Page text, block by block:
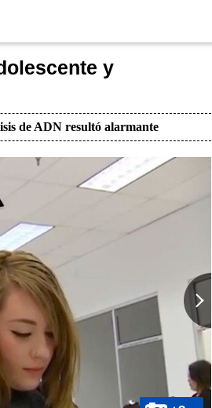
y
de ADN resultó alarmante